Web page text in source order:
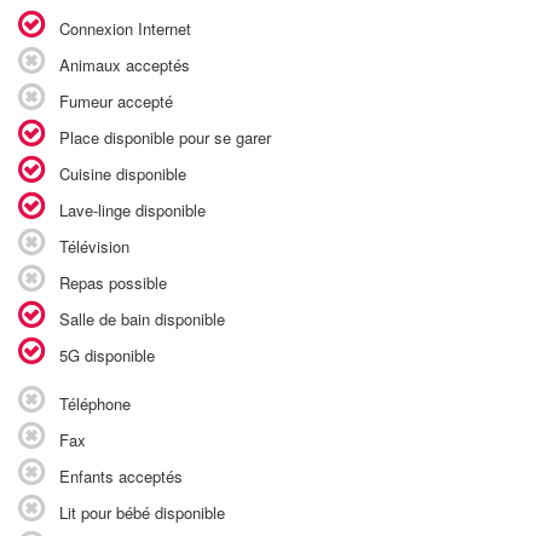
Connexion Internet
Animaux acceptés
Fumeur accepté
Place disponible pour se garer
Cuisine disponible
Lave-linge disponible
Télévision
Repas possible
Salle de bain disponible
5G disponible
Téléphone
Fax
Enfants acceptés
Lit pour bébé disponible